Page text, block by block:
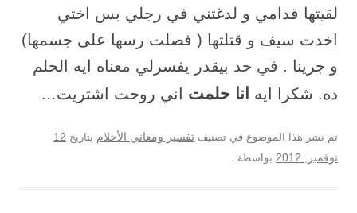
لقيتها قدامي و لدغتني في رجلي بس اختي
اخدت سيف و قتلتها ( فصلت رسها على جسمها)
و جرينا . في حد بيقدر يفسرلي معناه ايه الحلم
ده. شكرا ايه
انا حلمت اني روحت اشتريت…
تم نشر هذا الموضوع في تصنيف تفسير ومعاني الأحلام بتاريخ 12
نوفمبر, 2012
بواسطة .